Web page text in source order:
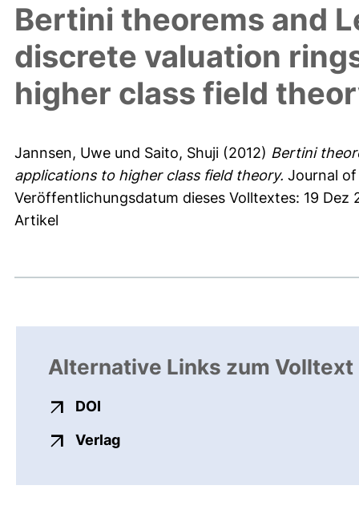
Bertini theorems and
discrete valuation
higher class field
Jannsen, Uwe und Saito, Shuji (2012) Bertini
applications to higher class field theory. Journal
Veröffentlichungsdatum dieses Volltextes: 19 Dez
Artikel
Alternative Links zum Volltext
DOI
Verlagexterner Link, öffnet neues